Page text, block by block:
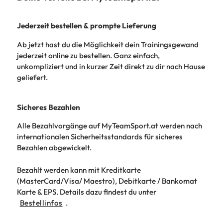
Jederzeit bestellen & prompte Lieferung
Ab jetzt hast du die Möglichkeit dein Trainingsgewand
jederzeit online zu bestellen. Ganz einfach,
unkompliziert und in kurzer Zeit direkt zu dir nach Hause
geliefert.
Sicheres Bezahlen
Alle Bezahlvorgänge auf MyTeamSport.at werden nach
internationalen Sicherheitsstandards für sicheres
Bezahlen abgewickelt.
Bezahlt werden kann mit Kreditkarte
(MasterCard/Visa/ Maestro), Debitkarte / Bankomat
Karte & EPS. Details dazu findest du unter
Bestellinfos .